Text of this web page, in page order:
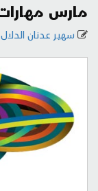
مارس
سهير عدنان الدلال